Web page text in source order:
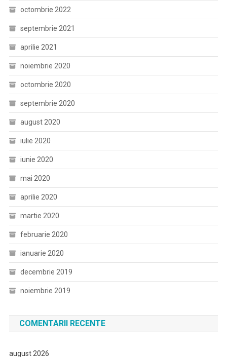
octombrie 2022
septembrie 2021
aprilie 2021
noiembrie 2020
octombrie 2020
septembrie 2020
august 2020
iulie 2020
iunie 2020
mai 2020
aprilie 2020
martie 2020
februarie 2020
ianuarie 2020
decembrie 2019
noiembrie 2019
COMENTARII RECENTE
august 2026